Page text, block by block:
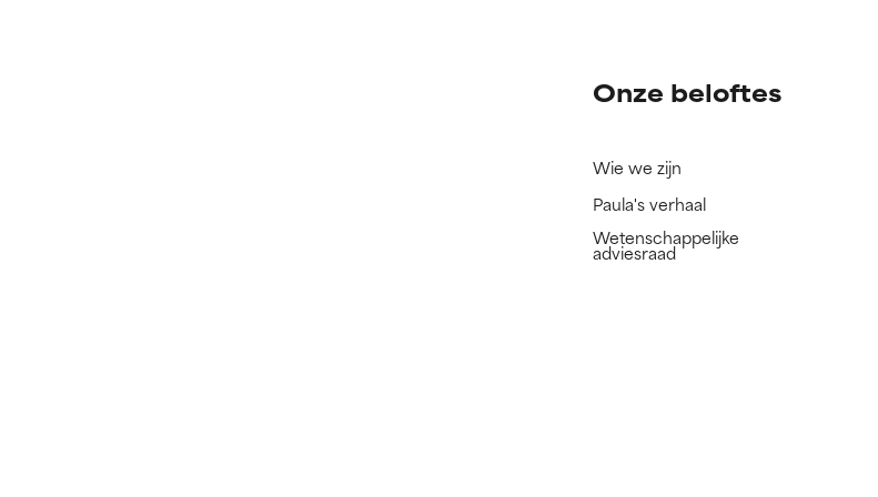
Onze beloftes
Wie we zijn
Paula's verhaal
Wetenschappelijke
adviesraad